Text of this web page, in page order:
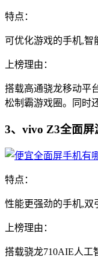
特点：
可优化游戏的手机,智
上榜理由：
搭载高通骁龙移动平
松制霸游戏圈。同时
3、vivo Z3全面屏
特点：
性能更强劲的手机,双
上榜理由：
搭载骁龙710AIE人工